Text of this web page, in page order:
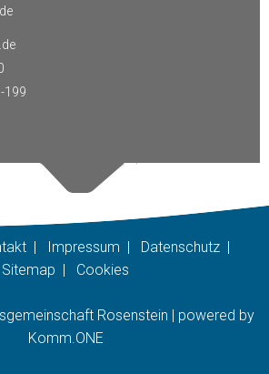
199
| Impressum | Datenschutz |
Sitemap | Cookies
Rosenstein | powered by
Komm.ONE